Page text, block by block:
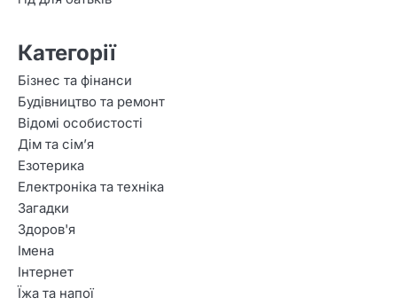
Категорії
Бізнес та фінанси
Будівництво та ремонт
Відомі особистості
Дім та сім’я
Езотерика
Електроніка та техніка
Загадки
Здоров'я
Імена
Інтернет
Їжа та напої